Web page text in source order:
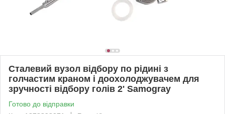
Сталевий вузол відбору по рідині з
голчастим краном і доохолоджувачем для
зручності відбору голів 2' Samogray
Готово до відправки